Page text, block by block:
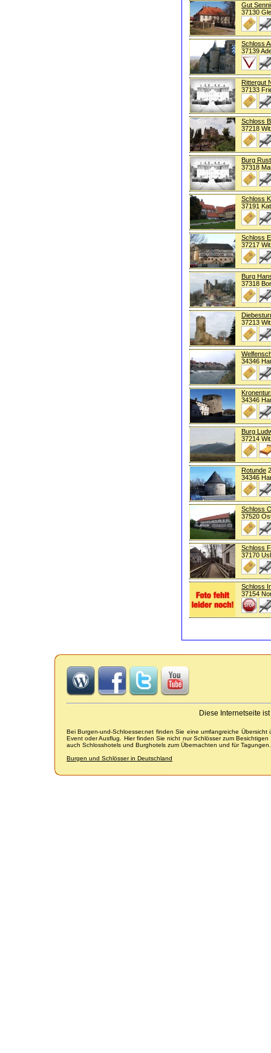
Gut
37130
Schloss
37139
Rittergut
37133
Schloss
37218
Burg
37318
Schloss
37191
Schloss
37217
Burg
37318
37213
34346
34346
Burg
37214
Rotunde
34346
Schloss
37520
Schloss
37170
Schloss
37154
Diese Internetseite
Bei Burgen-und-Schloesser.net finden Sie eine umfangreiche
Event oder Ausflug. Hier finden Sie nicht nur Schlösser zum
auch Schlosshotels und Burghotels zum Übernachten und für Tagungen.
Burgen und Schlösser in Deutschland